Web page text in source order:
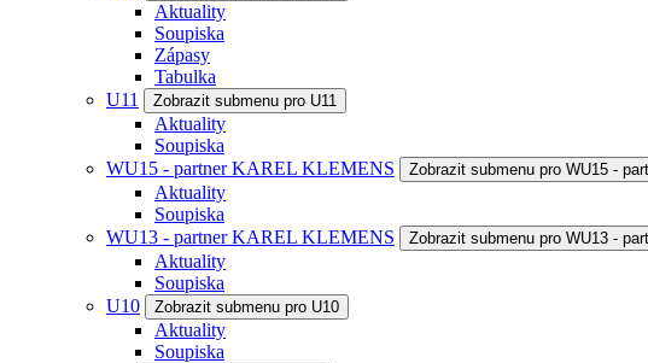
Aktuality
Soupiska
Zápasy
Tabulka
U11
Zobrazit submenu pro U11
Aktuality
Soupiska
WU15 - partner KAREL KLEMENS
Zobrazit submenu pro WU15 -
Aktuality
Soupiska
WU13 - partner KAREL KLEMENS
Zobrazit submenu pro WU13 -
Aktuality
Soupiska
U10
Zobrazit submenu pro U10
Aktuality
Soupiska